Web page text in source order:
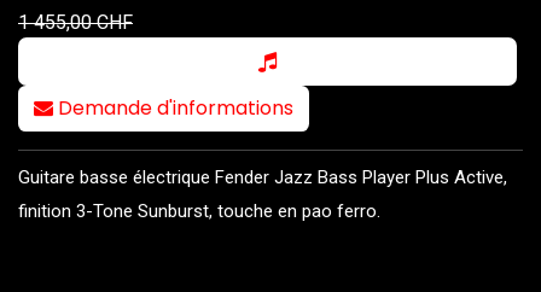
1 455,00CHF
Demande d'informations
Guitare basse électrique Fender Jazz Bass Player Plus Active,
finition 3-Tone Sunburst, touche en pao ferro.